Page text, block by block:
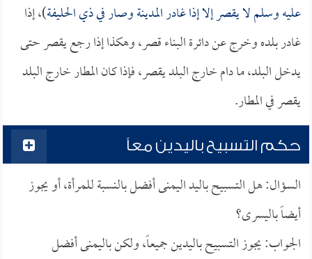
عليه وسلم لا يقصر إلا إذا غادر المدينة وصار في ذي الحليفة)، إذا
غادر بلده وخرج عن دائرة البناء قصر، وهكذا إذا رجع يقصر حتى
يدخل البلد، ما دام خارج البلد يقصر، فإذا كان المطار خارج البلد
يقصر في المطار.
حكم التسبيح باليدين معاً
السؤال: هل التسبيح باليد اليمنى أفضل بالنسبة للمرأة، أو يجوز
أيضاً باليسرى؟
الجواب: يجوز التسبيح باليدين جميعاً، ولكن باليمنى أفضل